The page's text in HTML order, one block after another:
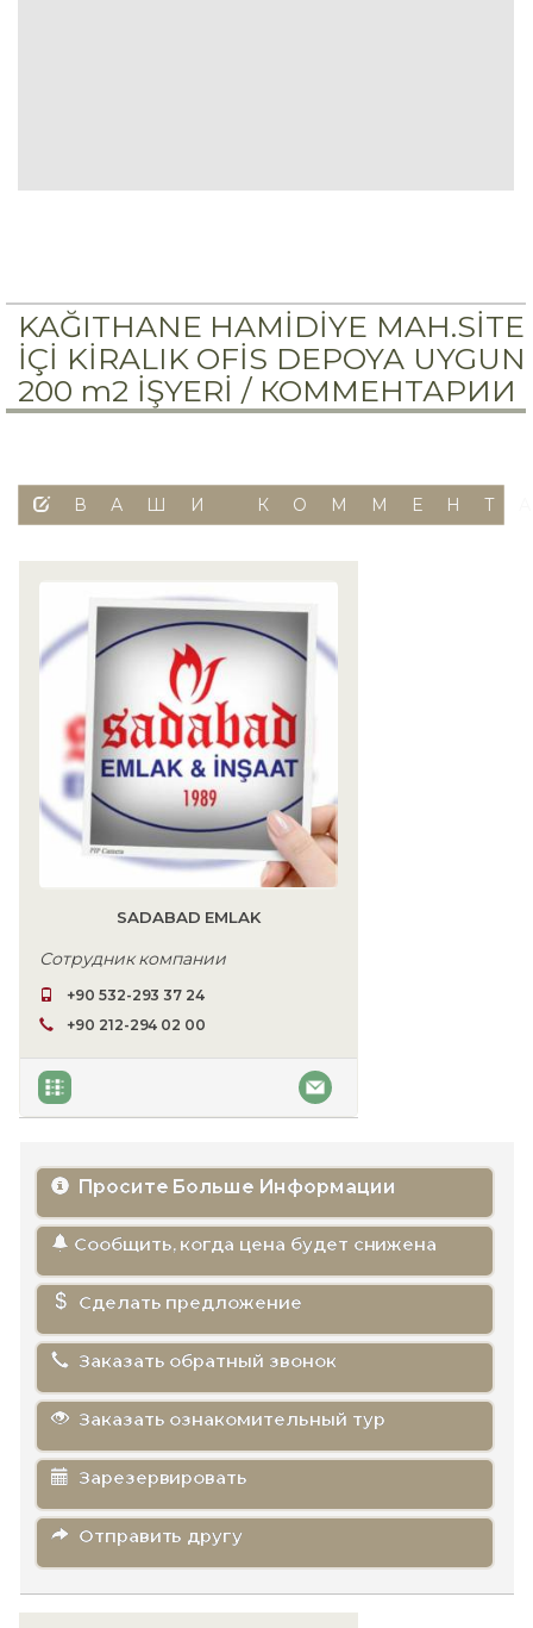
KAĞITHANE HAMİDİYE MAH.SİTE
İÇİ KİRALIK OFİS DEPOYA UYGUN
200 m2 İŞYERİ / КОММЕНТАРИИ
ВАШИ
SADABAD EMLAK
Сотрудник компании
+90 532-293 37 24
+90 212-294 02 00
Просите Больше Информации
Сообщить, когда цена будет снижена
Сделать предложение
Заказать обратный звонок
Заказать ознакомительный тур
Зарезервировать
Отправить другу